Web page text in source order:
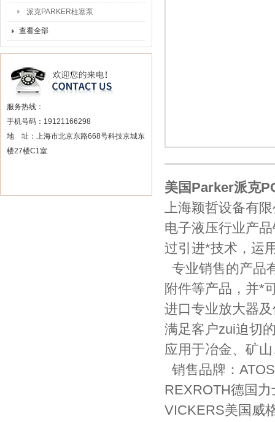
派克PARKER柱塞泵
查看全部
服务热线：
手机号码：19121166298
地 址：上海市北京东路668号科技京城东
楼27楼C1室
美国Parker派克
上海颖哲设备有
电子液压行业产
过引进*技术，运
专业销售的产品
附件等产品，并*
进口专业放大器
满足客户zui迫切
应用于冶金、矿
销售品牌：
REXROTH德国
VICKERS美国威